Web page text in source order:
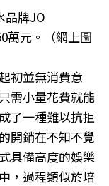
品牌JO
萬元。（網上圖
初並無消費意
需小量花費就能
了一種難以抗拒
開銷在不知不覺
具備高度的娛樂
，過程類似於培